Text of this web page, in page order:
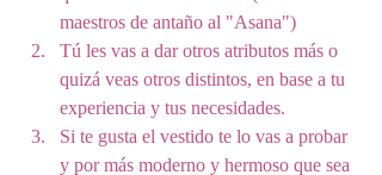
maestros de antaño al "Asana")
Tú les vas a dar otros atributos más o
quizá veas otros distintos, en base a tu
experiencia y tus necesidades.
Si te gusta el vestido te lo vas a probar
y por más moderno y hermoso que sea